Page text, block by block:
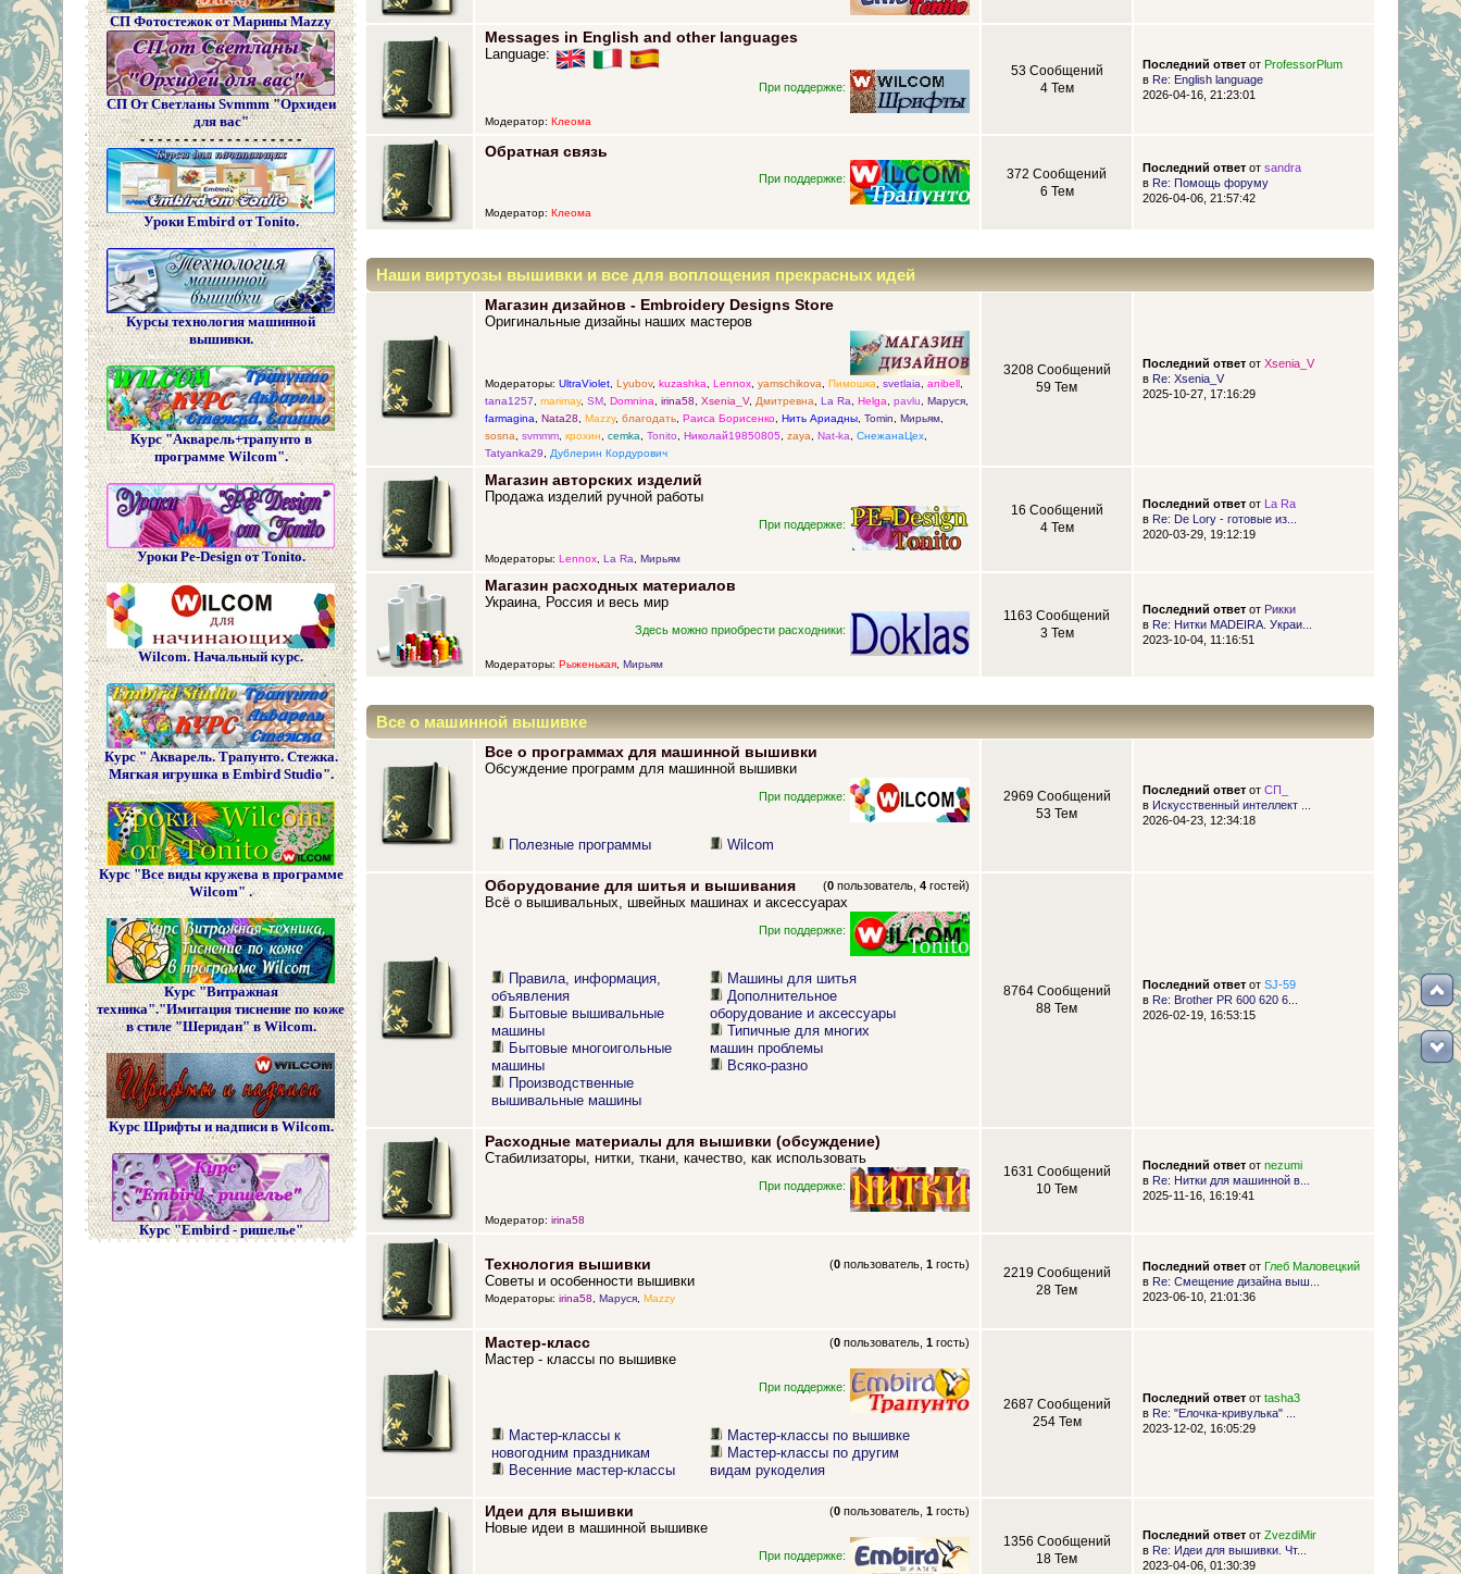
СП Фотостежок от Марины Mazzy
СП От Светланы Svmmm "Орхидеи
для вас"
- - - - - - - - - - - - - - - - - - -
Уроки Embird от Tonito.
Курсы технология машинной
вышивки.
Курс "Акварель+трапунто в
программе Wilcom".
Уроки Pe-Design от Tonito.
Wilcom. Начальный курс.
Курс " Акварель. Трапунто. Стежка.
Мягкая игрушка в Embird Studio".
Курс "Все виды кружева в программе
Wilcom" .
Курс "Витражная
техника"."Имитация тиснение по коже
в стиле "Шеридан" в Wilcom.
Курс Шрифты и надписи в Wilcom.
Курс "Embird - ришелье"
Messages in English and other languages
Language:
При поддержке:
Модератор: Клеома
53 Сообщений
4 Тем
Последний ответот ProfessorPlum
в Re: English language
2026-04-16, 21:23:01
Обратная связь
При поддержке:
Модератор: Клеома
372 Сообщений
6 Тем
Последний ответот sandra
в Re: Помощь форуму
2026-04-06, 21:57:42
Наши виртуозы вышивки и все для воплощения прекрасных идей
Магазин дизайнов - Embroidery Designs Store
Оригинальные дизайны наших мастеров
Модераторы: UltraViolet, Lyubov, kuzashka, Lennox, yamschikova, Пимошка, svetlaia, anibell,
tana1257, marimay, SM, Domnina, irina58, Xsenia_V, Дмитревна, La Ra, Helga, pavlu, Маруся,
farmagina, Nata28, Mazzy, благодать, Раиса Борисенко, Нить Ариадны, Tomin, Мирьям,
sosna, svmmm, крохин, cemka, Tonito, Николай19850805, zaya, Nat-ka, СнежанаЦех,
Tatyanka29, Дублерин Кордурович
3208 Сообщений
59 Тем
Последний ответот Xsenia_V
в Re: Xsenia_V
2025-10-27, 17:16:29
Магазин авторских изделий
Продажа изделий ручной работы
При поддержке:
Модераторы: Lennox, La Ra, Мирьям
16 Сообщений
4 Тем
Последний ответот
La Ra
в Re: De Lory - готовые из...
2020-03-29, 19:12:19
Магазин расходных материалов
Украина, Россия и весь мир
Здесь можно приобрести расходники:
Модераторы: Рыженькая, Мирьям
1163 Сообщений
3 Тем
Последний ответот Рикки
в Re: Нитки MADEIRA. Украи...
2023-10-04, 11:16:51
Все о машинной вышивке
Все о программах для машинной вышивки
Обсуждение программ для машинной вышивки
При поддержке:
Полезные программы Wilcom
2969 Сообщений
53 Тем
Последний ответот СП_
в Искусственный интеллект ...
2026-04-23, 12:34:18
Оборудование для шитья и вышивания (0 пользователь,4 гостей)
Всё о вышивальных, швейных машинах и аксессуарах
При поддержке:
Правила, информация,
объявления
Бытовые вышивальные
машины
Бытовые многоигольные
машины
Производственные
вышивальные машины
Машины для шитья
Дополнительное
оборудование и аксессуары
Типичные для многих
машин проблемы
Всяко-разно
8764 Сообщений
88 Тем
Последний ответот SJ-59
в Re: Brother PR 600 620 6...
2026-02-19, 16:53:15
Расходные материалы для вышивки (обсуждение)
Стабилизаторы, нитки, ткани, качество, как использовать
При поддержке:
Модератор: irina58
1631 Сообщений
10 Тем
Последний ответот nezumi
в Re: Нитки для машинной в...
2025-11-16, 16:19:41
Технология вышивки (0 пользователь,1 гость)
Советы и особенности вышивки
Модераторы: irina58, Маруся, Mazzy
2219 Сообщений
28 Тем
Последний ответот Глеб Маловецкий
в Re: Смещение дизайна выш...
2023-06-10, 21:01:36
Мастер-класс (0 пользователь,1 гость)
Мастер - классы по вышивке
При поддержке:
Мастер-классы к
новогодним праздникам
Весенние мастер-классы
Мастер-классы по вышивке
Мастер-классы по другим
видам рукоделия
2687 Сообщений
254 Тем
Последний ответот tasha3
в Re: "Елочка-кривулька" ...
2023-12-02, 16:05:29
Идеи для вышивки (0 пользователь,1 гость)
Новые идеи в машинной вышивке
При поддержке:
1356 Сообщений
18 Тем
Последний ответот ZvezdiMir
в Re: Идеи для вышивки. Чт...
2023-04-06, 01:30:39